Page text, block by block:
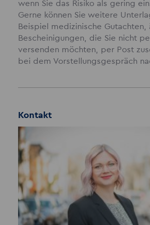
wenn Sie das Risiko als gering
Gerne können Sie weitere
Beispiel medizinische Gutachten,
Bescheinigungen, die Sie nicht
versenden möchten, per Post
bei dem Vorstellungsgespräch
Kontakt